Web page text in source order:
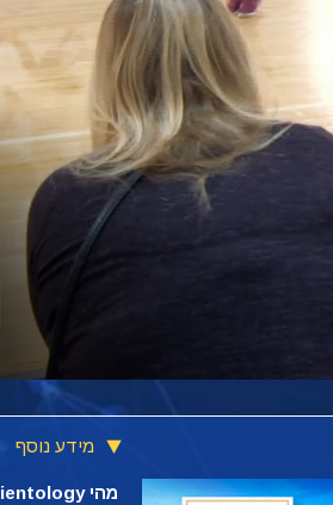
מידע נוסף
מהי Scientology?